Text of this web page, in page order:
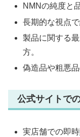
NMNの純度と
長期的な視点
製品に関する
方。
偽造品や粗悪
公式サイトで
実店舗での即